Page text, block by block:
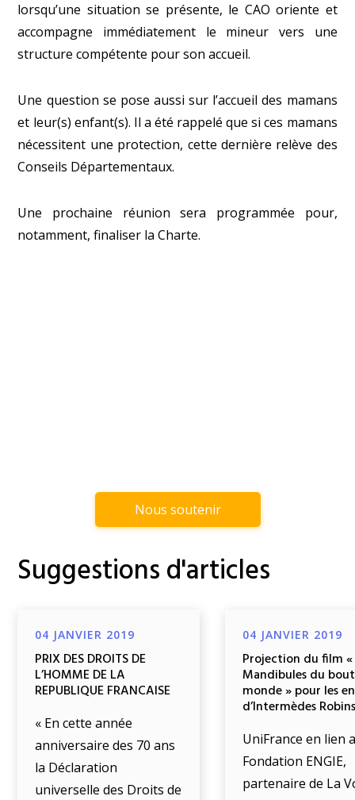
lorsqu’une situation se présente, le CAO oriente et
accompagne immédiatement le mineur vers une
structure compétente pour son accueil.
Une question se pose aussi sur l’accueil des mamans
et leur(s) enfant(s). Il a été rappelé que si ces mamans
nécessitent une protection, cette dernière relève des
Conseils Départementaux.
Une prochaine réunion sera programmée pour,
notamment, finaliser la Charte.
Nous soutenir
Suggestions d'articles
04 JANVIER 2019
PRIX DES DROITS DE
L’HOMME DE LA
REPUBLIQUE FRANCAISE
« En cette année
anniversaire des 70 ans
la Déclaration
universelle des Droits de
04 JANVIER 2019
Projection du film «
Mandibules du
monde » pour les
d’Intermèdes
UniFrance en lien
Fondation ENGIE,
partenaire de La